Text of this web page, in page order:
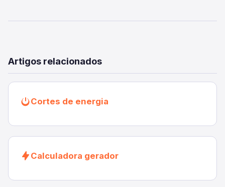
Artigos relacionados
Cortes de energia
Calculadora gerador